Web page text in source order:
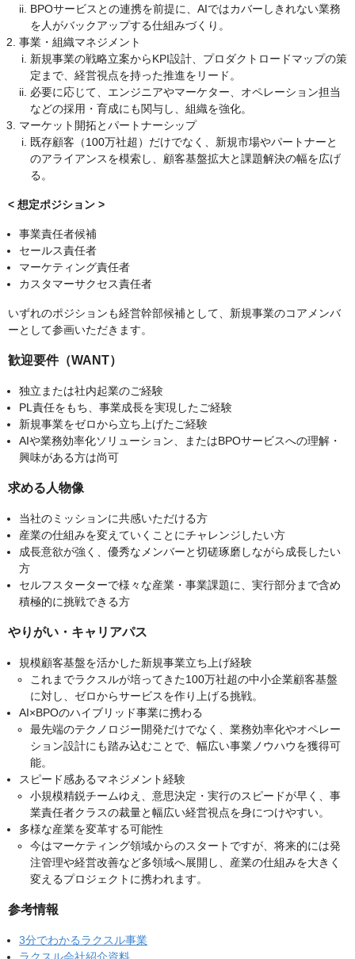
BPOサービスとの連携を前提に、AIではカバーしきれない業務
を人がバックアップする仕組みづくり。
事業・組織マネジメント
新規事業の戦略立案からKPI設計、プロダクトロードマップの策
定まで、経営視点を持った推進をリード。
必要に応じて、エンジニアやマーケター、オペレーション担当
などの採用・育成にも関与し、組織を強化。
マーケット開拓とパートナーシップ
既存顧客（100万社超）だけでなく、新規市場やパートナーと
のアライアンスを模索し、顧客基盤拡大と課題解決の幅を広げ
る。
< 想定ポジション >
事業責任者候補
セールス責任者
マーケティング責任者
カスタマーサクセス責任者
いずれのポジションも経営幹部候補として、新規事業のコアメンバ
ーとして参画いただきます。
歓迎要件（WANT）
独立または社内起業のご経験
PL責任をもち、事業成長を実現したご経験
新規事業をゼロから立ち上げたご経験
AIや業務効率化ソリューション、またはBPOサービスへの理解・
興味がある方は尚可
求める人物像
当社のミッションに共感いただける方
産業の仕組みを変えていくことにチャレンジしたい方
成長意欲が強く、優秀なメンバーと切磋琢磨しながら成長したい
方
セルフスターターで様々な産業・事業課題に、実行部分まで含め
積極的に挑戦できる方
やりがい・キャリアパス
規模顧客基盤を活かした新規事業立ち上げ経験
これまでラクスルが培ってきた100万社超の中小企業顧客基盤
に対し、ゼロからサービスを作り上げる挑戦。
AI×BPOのハイブリッド事業に携わる
最先端のテクノロジー開発だけでなく、業務効率化やオペレー
ション設計にも踏み込むことで、幅広い事業ノウハウを獲得可
能。
スピード感あるマネジメント経験
小規模精鋭チームゆえ、意思決定・実行のスピードが早く、事
業責任者クラスの裁量と幅広い経営視点を身につけやすい。
多様な産業を変革する可能性
今はマーケティング領域からのスタートですが、将来的には発
注管理や経営改善など多領域へ展開し、産業の仕組みを大きく
変えるプロジェクトに携われます。
参考情報
3分でわかるラクスル事業